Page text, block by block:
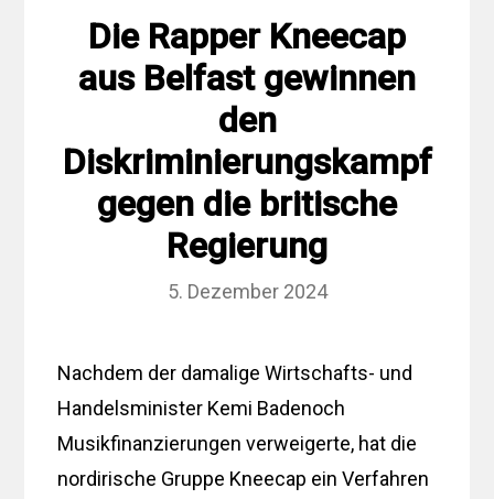
Die Rapper Kneecap
aus Belfast gewinnen
den
Diskriminierungskampf
gegen die britische
Regierung
5. Dezember 2024
Nachdem der damalige Wirtschafts- und
Handelsminister Kemi Badenoch
Musikfinanzierungen verweigerte, hat die
nordirische Gruppe Kneecap ein Verfahren